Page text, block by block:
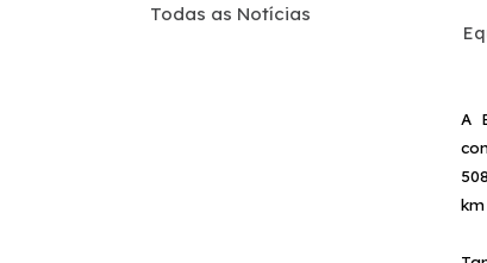
Passarela KM 77
Todas as Notícias
A